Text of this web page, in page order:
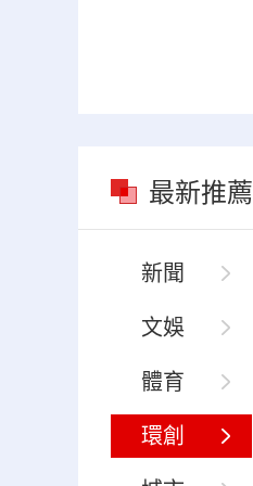
最新推薦
新聞
文娛
體育
環創